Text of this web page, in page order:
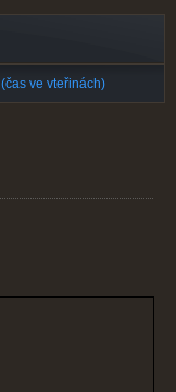
(čas ve vteřinách)